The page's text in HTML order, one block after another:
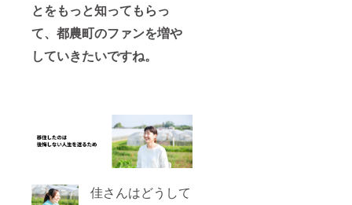
とをもっと知ってもらっ
て、 都農町のファンを増や
していきたいですね。
佳さんはどうして